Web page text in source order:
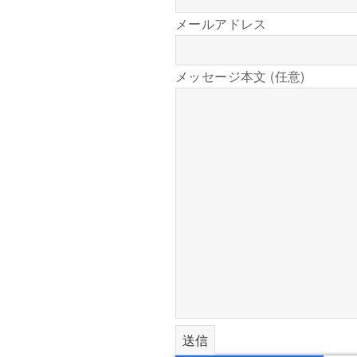
メールアドレス
メッセージ本文 (任意)